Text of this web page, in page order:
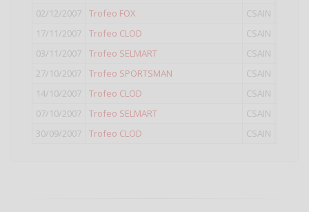
02/12/2007
Trofeo FOX CSAIN
17/11/2007
Trofeo CLOD CSAIN
03/11/2007
Trofeo SELMART CSAIN
27/10/2007
Trofeo SPORTSMAN CSAIN
14/10/2007
Trofeo CLOD CSAIN
07/10/2007
Trofeo SELMART CSAIN
30/09/2007
Trofeo CLOD CSAIN